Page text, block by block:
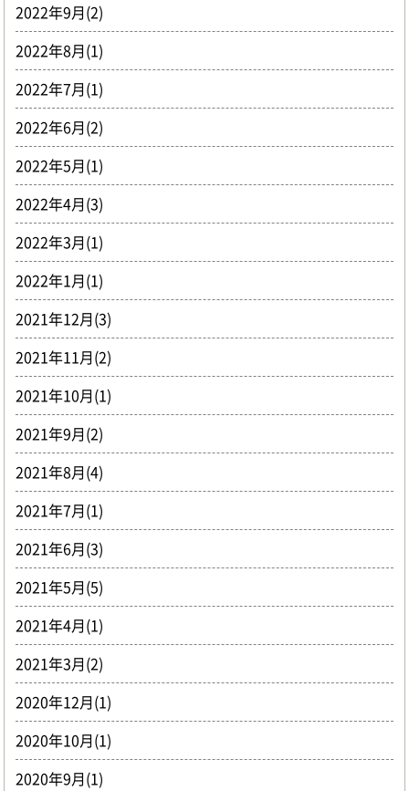
2022年9月(2)
2022年8月(1)
2022年7月(1)
2022年6月(2)
2022年5月(1)
2022年4月(3)
2022年3月(1)
2022年1月(1)
2021年12月(3)
2021年11月(2)
2021年10月(1)
2021年9月(2)
2021年8月(4)
2021年7月(1)
2021年6月(3)
2021年5月(5)
2021年4月(1)
2021年3月(2)
2020年12月(1)
2020年10月(1)
2020年9月(1)